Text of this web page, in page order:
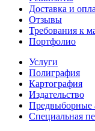
Доставка и
Отзывы
Требования к
Портфолио
Услуги
Полиграфия
Картография
Издательство
Предвыборные
Специальная